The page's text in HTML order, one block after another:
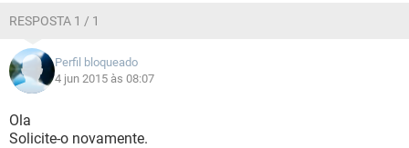
RESPOSTA 1 / 1
Perfil bloqueado
4 jun 2015 às 08:07
Ola
Solicite-o novamente.